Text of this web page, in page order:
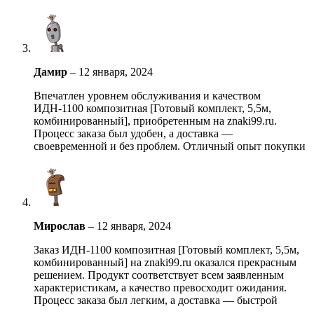
Дамир – 12 января, 2024
Впечатлен уровнем обслуживания и качеством
ИДН-1100 композитная [Готовый комплект, 5,5м,
комбинированный], приобретенным на znaki99.ru.
Процесс заказа был удобен, а доставка —
своевременной и без проблем. Отличный опыт покупки
Мирослав – 12 января, 2024
Заказ ИДН-1100 композитная [Готовый комплект, 5,5м,
комбинированный] на znaki99.ru оказался прекрасным
решением. Продукт соответствует всем заявленным
характеристикам, а качество превосходит ожидания.
Процесс заказа был легким, а доставка — быстрой